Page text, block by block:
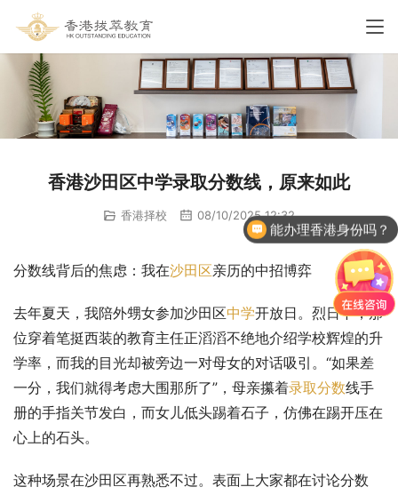
香港沙田区中学录取分数线，原来如此
香港择校 08/10/2025 12:32
分数线背后的焦虑：我在沙田区亲历的中招博弈
去年夏天，我陪外甥女参加沙田区中学开放日。烈日下，那
位穿着笔挺西装的教育主任正滔滔不绝地介绍学校辉煌的升
学率，而我的目光却被旁边一对母女的对话吸引。“如果差
一分，我们就得考虑大围那所了”，母亲攥着录取分数线手
册的手指关节发白，而女儿低头踢着石子，仿佛在踢开压在
心上的石头。
这种场景在沙田区再熟悉不过。表面上大家都在讨论分数
能办理香港身份吗？